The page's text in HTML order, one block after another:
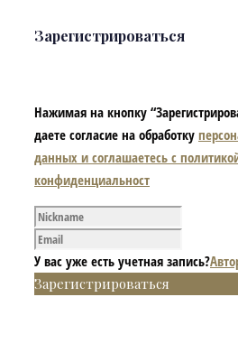
Зарегистрироваться
Нажимая на кнопку
даете согласие на обработку
данных и соглашаетесь с
конфиденциальност
У вас уже есть учетная запись?
Зарегистрироваться